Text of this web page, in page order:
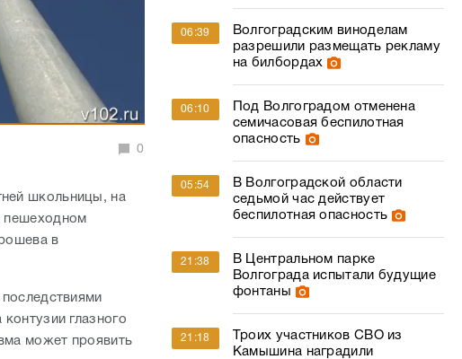
0
школьницы, на
пешеходном
в
глазного
может проявить
06:39
Волгоградским виноделам
разрешили размещать рекламу
на билбордах
06:10
Под Волгоградом отменена
семичасовая беспилотная
опасность
05:54
В Волгоградской области
седьмой час действует
беспилотная опасность
21:38
В Центральном парке
Волгограда испытали будущие
фонтаны
21:18
Троих участников СВО из
Камышина наградили